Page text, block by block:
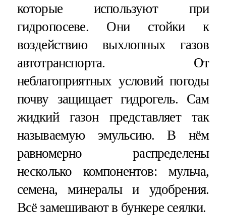
которые используют при
гидропосеве. Они стойки к
воздействию выхлопных газов
автотранспорта. От
неблагоприятных условий погоды
почву защищает гидрогель. Сам
жидкий газон представляет так
называемую эмульсию. В нём
равномерно распределены
несколько компонентов: мульча,
семена, минералы и удобрения.
Всё замешивают в бункере сеялки.